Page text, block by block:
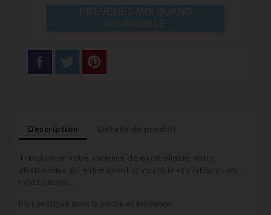
Description
Transformer votre ancienne clé en clé pliable, votre
électronique est entièrement compatible et s'intègre sans
modifications.
Plus pratique dans la poche et tendance.